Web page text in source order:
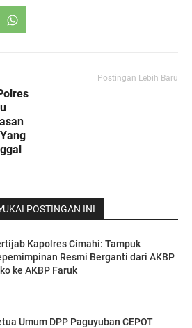
Postingan Lebih Baru
POSTINGAN INI
Kapolres Cimahi: Tampuk
Resmi Berganti dari AKBP
ke AKBP Faruk
Umum DPP Paguyuban CEPOT